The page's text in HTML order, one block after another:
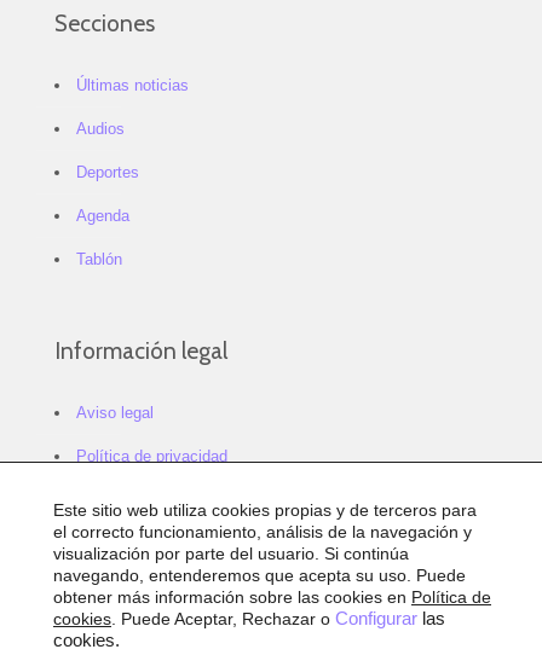
Secciones
Últimas noticias
Audios
Deportes
Agenda
Tablón
Información legal
Aviso legal
Política de privacidad
Política de cookies
Configurar cookies
Sitemap
Accesibilidad
Este sitio web utiliza cookies propias y de terceros para
el correcto funcionamiento, análisis de la navegación y
visualización por parte del usuario. Si continúa
navegando, entenderemos que acepta su uso. Puede
obtener más información sobre las cookies en Política de
cookies . Puede Aceptar, Rechazar o Configurar las
cookies.